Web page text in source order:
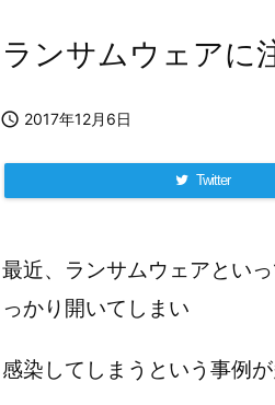
ランサムウェアに
 2017年12月6日
Twitter
最近、ランサムウェアとい
っかり開いてしまい
感染してしまうという事例